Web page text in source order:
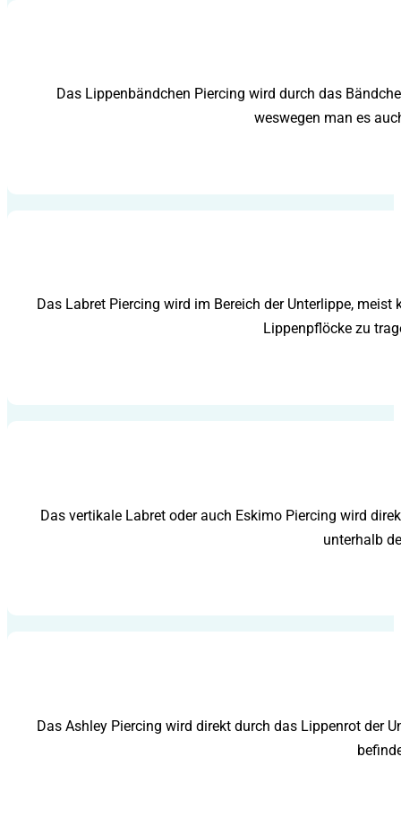
Das Lippenbändchen Piercing wird durch das
weswegen man es
Das Labret Piercing wird im Bereich der Unterlippe,
Lippenpflöcke zu
Das vertikale Labret oder auch Eskimo Piercing wird
unterhalb
Das Ashley Piercing wird direkt durch das Lippenrot der